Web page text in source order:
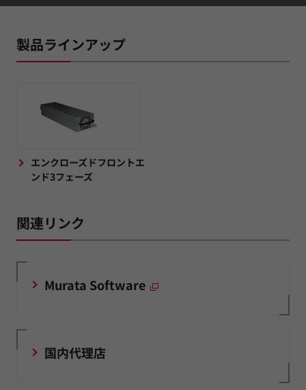
製品ラインアップ
エンクローズドフロントエ
ンド3フェーズ
関連リンク
Murata Software
国内代理店